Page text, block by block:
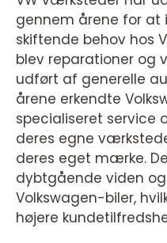
gennem årene for at
skiftende behov hos
blev reparationer og
udført af generelle
årene erkendte
specialiseret service
deres egne
deres eget mærke.
dybtgående viden og
Volkswagen-biler,
højere